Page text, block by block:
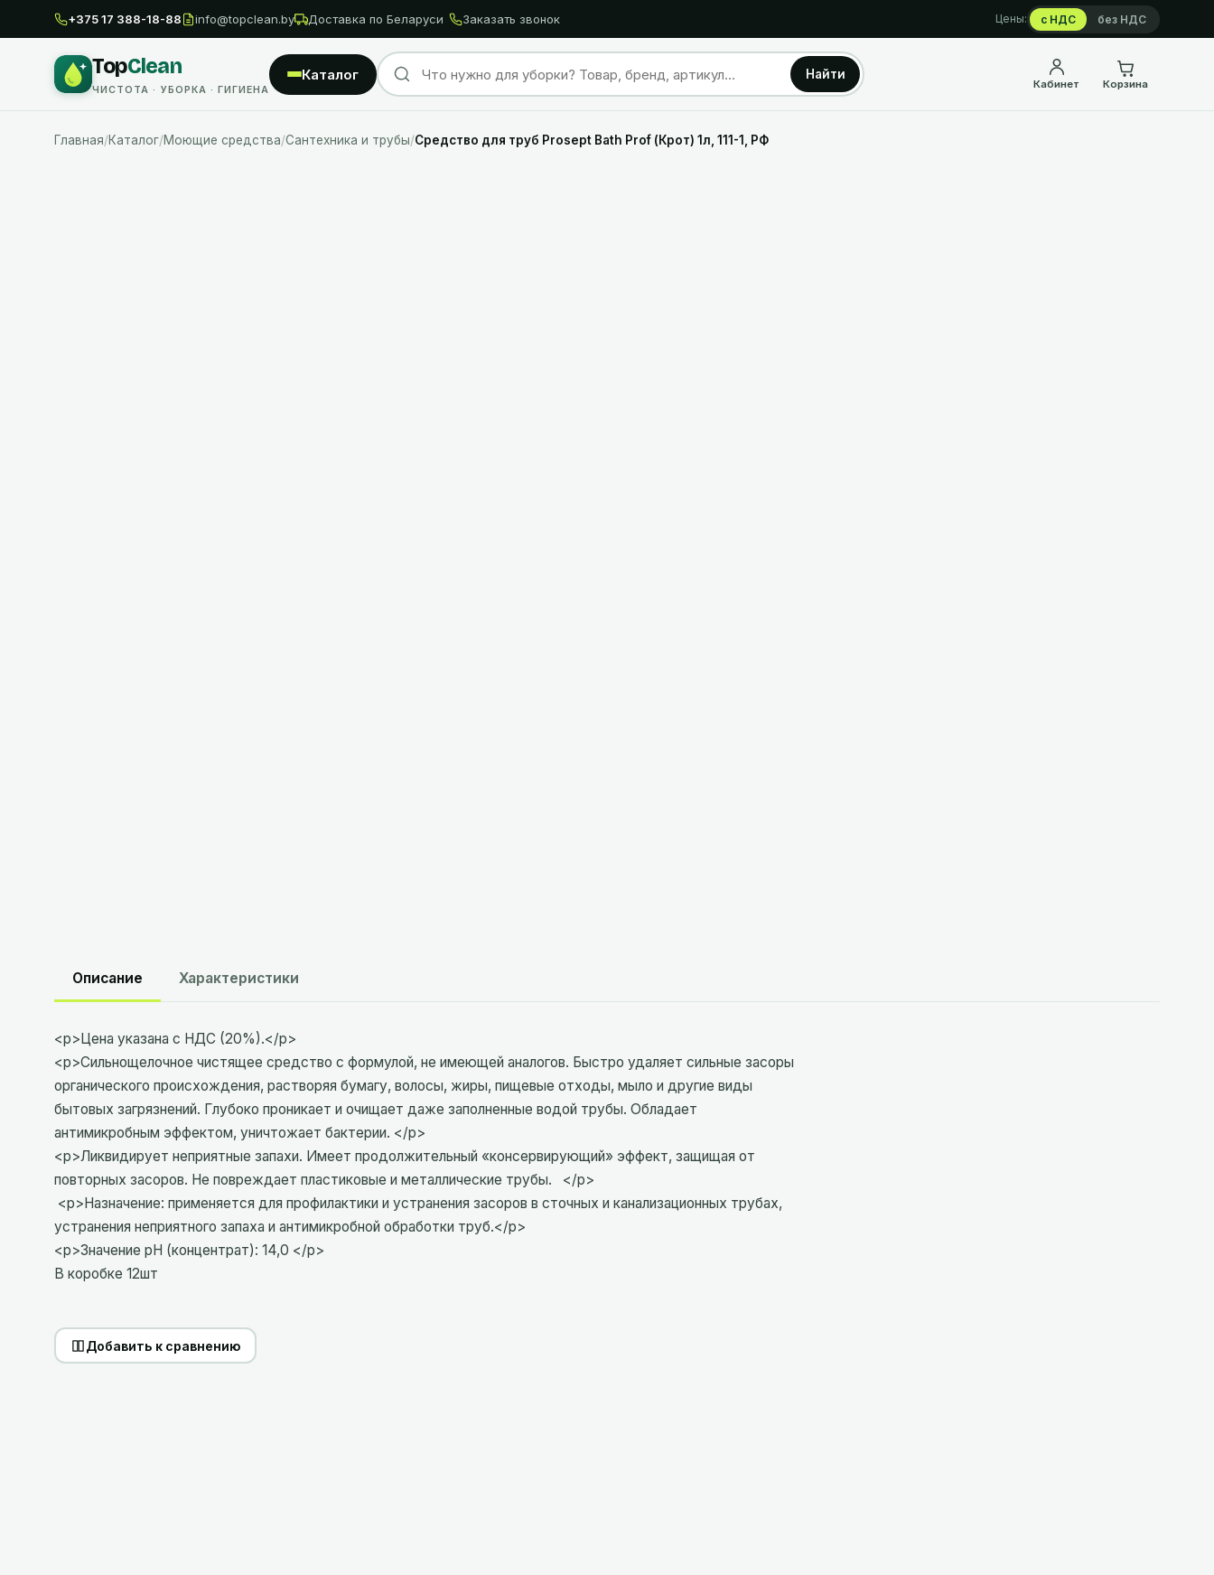
+375 17 388-18-88 info@topclean.by Доставка по Беларуси Заказать звонок Цены: с НДС без НДС
TopClean
ЧИСТОТА · УБОРКА · ГИГИЕНА
Каталог Найти
Кабинет Корзина
Главная/Каталог/Моющие средства/Сантехника и трубы/Средство для труб Prosept Bath Prof (Крот) 1л, 111-1, РФ
Описание Характеристики
<p>Цена указана с НДС (20%).</p>
<p>Сильнощелочное чистящее средство с формулой, не имеющей аналогов. Быстро удаляет сильные засоры
органического происхождения, растворяя бумагу, волосы, жиры, пищевые отходы, мыло и другие виды
бытовых загрязнений. Глубоко проникает и очищает даже заполненные водой трубы. Обладает
антимикробным эффектом, уничтожает бактерии. </p>
<p>Ликвидирует неприятные запахи. Имеет продолжительный «консервирующий» эффект, защищая от
повторных засоров. Не повреждает пластиковые и металлические трубы. </p>
<p>Назначение: применяется для профилактики и устранения засоров в сточных и канализационных трубах,
устранения неприятного запаха и антимикробной обработки труб.</p>
<p>Значение pH (концентрат): 14,0 </p>
В коробке 12шт
Добавить к сравнению